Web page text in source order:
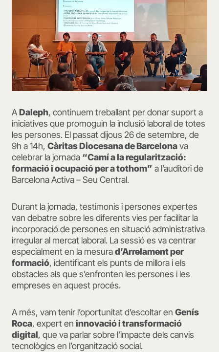
ADaleph, continuem treballant per donar suport a
iniciatives que promoguin la inclusió laboral de totes
les persones. El passat dijous 26 de setembre, de
9h a 14h, Càritas Diocesana de Barcelonava
celebrar la jornada “Camí a la regularització:
formació i ocupació per a tothom” a l’auditori de
Barcelona Activa – Seu Central.
Durant la jornada, testimonis i persones expertes
van debatre sobre les diferents vies per facilitar la
incorporació de persones en situació administrativa
irregular al mercat laboral. La sessió es va centrar
especialment en la mesurad’Arrelament per
formació, identificant els punts de millora i els
obstacles als que s’enfronten les persones i les
empreses en aquest procés.
A més, vam tenir l’oportunitat d’escoltar en Genís
Roca, expert en innovació i transformació
digital, que va parlar sobre l’impacte dels canvis
tecnològics en l’organització social.